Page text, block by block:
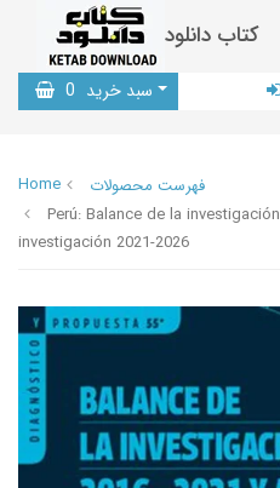
کتاب دانلود
سبد خرید 0
Home
فهرست محصولات
Perú: Balance de la
investigación 2021-2026